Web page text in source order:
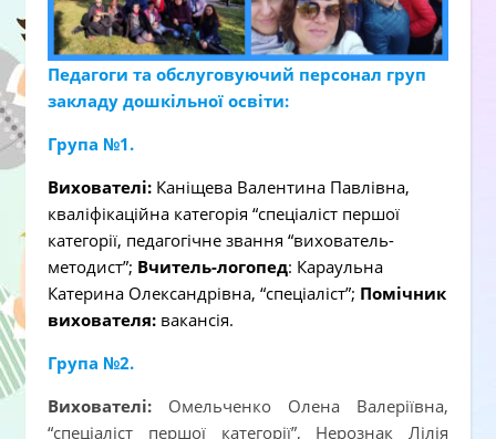
Педагоги та обслуговуючий персонал груп
закладу дошкільної освіти:
Група №1.
Вихователі: Каніщева Валентина Павлівна,
кваліфікаційна категорія “спеціаліст першої
категорії, педагогічне звання “вихователь-
методист”; Вчитель-логопед: Караульна
Катерина Олександрівна, “спеціаліст”; Помічник
вихователя: вакансія.
Група №2.
Вихователі: Омельченко Олена Валеріївна,
“спеціаліст першої категорії”, Нерознак Лілія